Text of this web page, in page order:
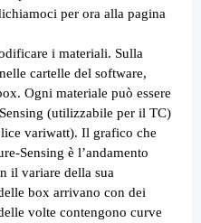
per ora alla pagina
i materiali. Sulla
cartelle del software,
Ogni materiale può essere
(utilizzabile per il TC)
variwatt). Il grafico che
Sensing è l’andamento
il variare della sua
box arrivano con dei
volte contengono curve